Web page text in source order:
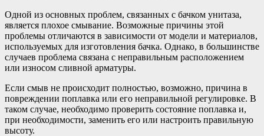
Одной из основных проблем, связанных с бачком унитаза,
является плохое смывание. Возможные причины этой
проблемы отличаются в зависимости от модели и материалов,
используемых для изготовления бачка. Однако, в большинстве
случаев проблема связана с неправильным расположением
или износом сливной арматуры.
Если смыв не происходит полностью, возможно, причина в
повреждении поплавка или его неправильной регулировке. В
таком случае, необходимо проверить состояние поплавка и,
при необходимости, заменить его или настроить правильную
высоту.